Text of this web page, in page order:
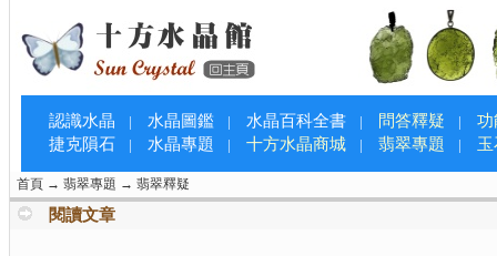
認識水晶 | 水晶圖鑑 | 水晶百科全書 | 問答釋疑 |
功
捷克隕石
| 水晶專題 | 十方水晶商城 | 翡翠專題 |
首頁 → 翡翠專題 → 翡翠釋疑
閱讀文章